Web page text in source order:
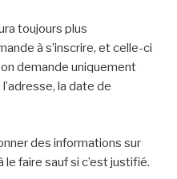
toujours plus
à s’inscrire, et celle-ci
demande uniquement
la date de
des informations sur
faire sauf si c’est justifié.